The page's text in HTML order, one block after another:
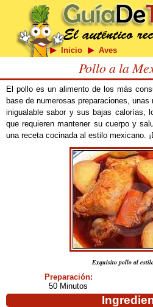
Inicio Aves
Pollo a la
El pollo es un alimento de los más
base de numerosas preparaciones,
inigualable sabor y sus bajas calorías,
que requieren mantener su cuerpo y
una receta cocinada al estilo mexicano.
Exquisito pollo al
Preparación:
50 Minutos